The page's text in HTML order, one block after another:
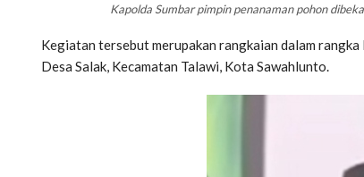
Kapolda Sumbar pimpin penanaman pohon
Kegiatan tersebut merupakan rangkaian dalam
Desa Salak, Kecamatan Talawi, Kota Sawahlunto.